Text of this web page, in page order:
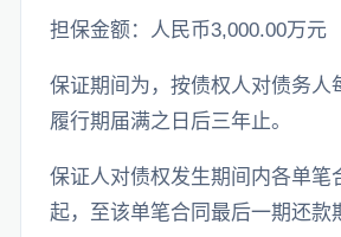
担保金额：人民币3,000.00万元
保证期间为，按债权人对债务
履行期届满之日后三年止。
保证人对债权发生期间内各单笔
起，至该单笔合同最后一期还款